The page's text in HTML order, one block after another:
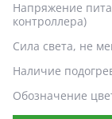
Напряжение
контроллера)
Сила света, не
Наличие
Обозначение